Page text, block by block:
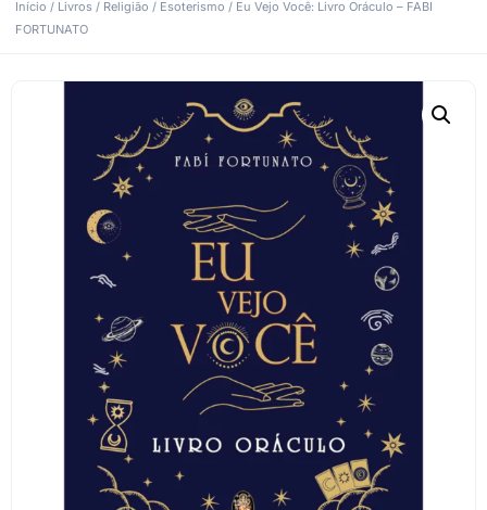
Início / Livros / Religião / Esoterismo / Eu Vejo Você: Livro Oráculo – FABI
FORTUNATO